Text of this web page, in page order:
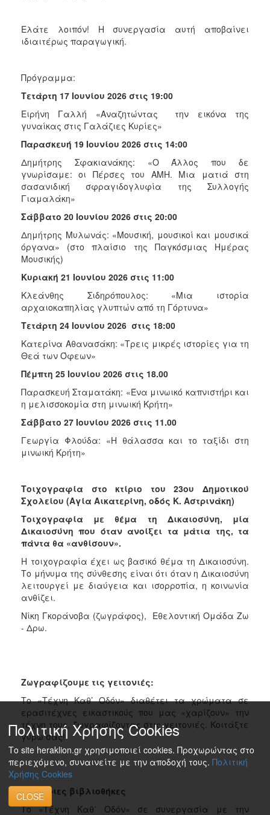
Ελάτε λοιπόν! Η συνεργασία αυτή αποβαίνει
ιδιαιτέρως παραγωγική.
Πρόγραμμα:
Τετάρτη 17 Ιουνίου 2026 στις 19:00
Ειρήνη Γαλλή «Αναζητώντας την εικόνα της
γυναίκας στις Γαλάζιες Κυρίες»
Παρασκευή 19 Ιουνίου 2026 στις 14:00
Δημήτρης Σφακιανάκης: «Ο Άλλος που δε
γνωρίσαμε: οι Πέρσες του ΑΜΗ. Μια ματιά στη
σασανιδική σφραγιδογλυφία της Συλλογής
Γιαμαλάκη»
Σάββατο 20 Ιουνίου 2026 στις 20:00
Δημήτρης Μυλωνάς: «Μουσική, μουσικοί και μουσικά
όργανα» (στο πλαίσιο της Παγκόσμιας Ημέρας
Μουσικής)
Κυριακή 21 Ιουνίου 2026 στις 11:00
Κλεάνθης Σιδηρόπουλος: «Μια ιστορία
αρχαιοκαπηλίας γλυπτών από τη Γόρτυνα»
Τετάρτη 24 Ιουνίου 2026 στις 18:00
Κατερίνα Αθανασάκη: «Τρεις μικρές ιστορίες για τη
Θεά των Όφεων»
Πέμπτη 25 Ιουνίου 2026 στις 18.00
Παρασκευή Σταματάκη: «Ένα μινωικό καπνιστήρι και
η μελισσοκομία στη μινωική Κρήτη»
Σάββατο 27 Ιουνίου 2026 στις 11.00
Γεωργία Φλούδα: «Η θάλασσα και το ταξίδι στη
μινωική Κρήτη»
Τοιχογραφία στο κτίριο του 23ου Δημοτικού
Σχολείου (Αγία Αικατερίνη, οδός Κ. Αστρινάκη)
Τοιχογραφία με θέμα τη Δικαιοσύνη, μία
Δικαιοσύνη που όταν ανοίξει τα μάτια της, τα
πάντα θα «ανθίσουν».
Η τοιχογραφία έχει ως βασικό θέμα τη Δικαιοσύνη.
Το μήνυμα της σύνθεσης είναι ότι όταν η Δικαιοσύνη
λειτουργεί με διαύγεια και ισορροπία, η κοινωνία
ανθίζει.
Νίκη Γκοράνοβα (ζωγράφος), Εθελοντική Ομάδα Ζω
- Δρω.
Ζωγραφίζουμε τις γειτονιές:
Το «Τέχνη Καθ’ Οδόν» διαθέτει τα χρώματα σε
ερασιτέχνες εικαστικούς που μας «χαρίζουν» την
τέχνη τους, ζωγραφίζοντας στις γειτονιές. Κοιτάξτε
γύρω σας!
Υπαίθριες βιβλιοθήκες
Το «Τέχνη Καθ΄ Οδόν» σε συνεργασία με την
Πολιτική Χρήσης Cookies
Το site heraklion.gr χρησιμοποιεί cookies. Προχωρώντας στο
περιεχόμενο, συναινείτε με την αποδοχή τους. Πολιτική
Χρήσης Cookies
CLOSE